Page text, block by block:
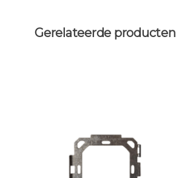
Gerelateerde producten